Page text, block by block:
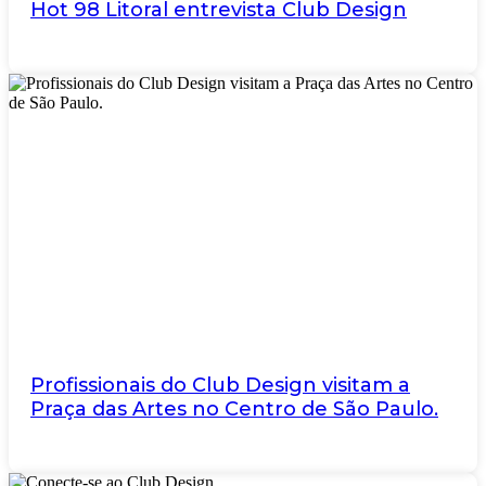
Hot 98 Litoral entrevista Club Design
Profissionais do Club Design visitam a
Praça das Artes no Centro de São Paulo.